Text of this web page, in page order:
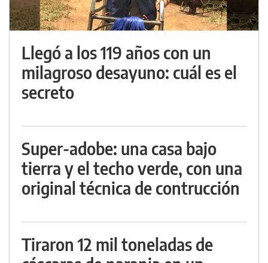
Llegó a los 119 años con un
milagroso desayuno: cuál es el
secreto
Super-adobe: una casa bajo
tierra y el techo verde, con una
original técnica de contrucción
Tiraron 12 mil toneladas de